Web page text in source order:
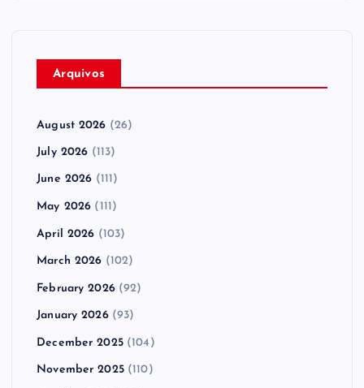
Arquivos
August 2026 (26)
July 2026 (113)
June 2026 (111)
May 2026 (111)
April 2026 (103)
March 2026 (102)
February 2026(92)
January 2026(93)
December 2025(104)
November 2025(110)